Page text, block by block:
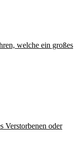
welche ein großes
Verstorbenen oder